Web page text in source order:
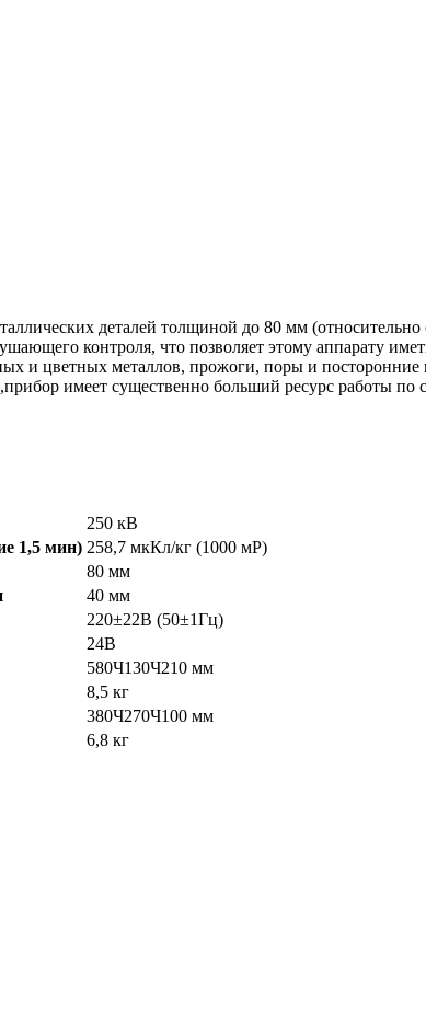
деталей толщиной до 80 мм (относительно
контроля, что позволяет этому аппарату
и цветных металлов, прожоги, поры и
имеет существенно больший ресурс работы по
250 кВ
1,5 мин) 258,7 мкКл/кг (1000 мР)
80 мм
40 мм
220±22В (50±1Гц)
24В
580Ч130Ч210 мм
8,5 кг
380Ч270Ч100 мм
6,8 кг